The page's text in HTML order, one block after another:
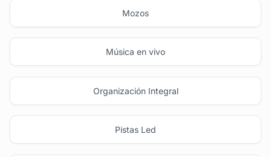
Mozos
Música en vivo
Organización Integral
Pistas Led